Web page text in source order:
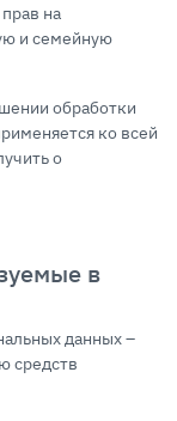
на
и семейную
обработки
ко всей
о
в
данных –
средств